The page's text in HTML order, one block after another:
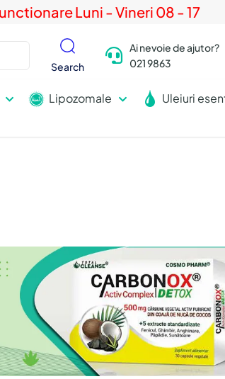
Luni - Vineri 08 - 17
Search
Ai nevoie de ajutor?
021 9863
Lipozomale Uleiuri